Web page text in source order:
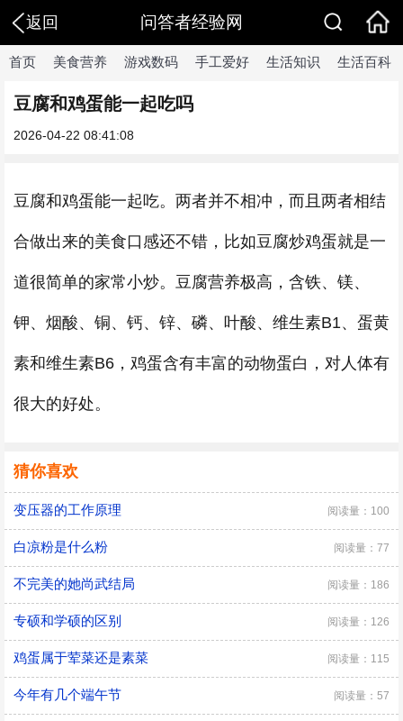
返回 问答者经验网
首页 美食营养 游戏数码 手工爱好 生活知识 生活百科
豆腐和鸡蛋能一起吃吗
2026-04-22 08:41:08
豆腐和鸡蛋能一起吃。两者并不相冲，而且两者相结
合做出来的美食口感还不错，比如豆腐炒鸡蛋就是一
道很简单的家常小炒。豆腐营养极高，含铁、镁、
钾、烟酸、铜、钙、锌、磷、叶酸、维生素B1、蛋黄
素和维生素B6，鸡蛋含有丰富的动物蛋白，对人体有
很大的好处。
猜你喜欢
变压器的工作原理 阅读量：100
白凉粉是什么粉 阅读量：77
不完美的她尚武结局 阅读量：186
专硕和学硕的区别 阅读量：126
鸡蛋属于荤菜还是素菜 阅读量：115
今年有几个端午节 阅读量：57